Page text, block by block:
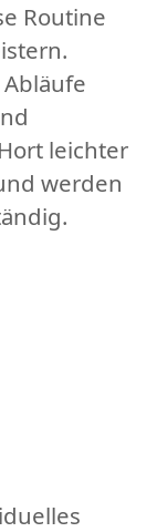
Routine
leichter
werden